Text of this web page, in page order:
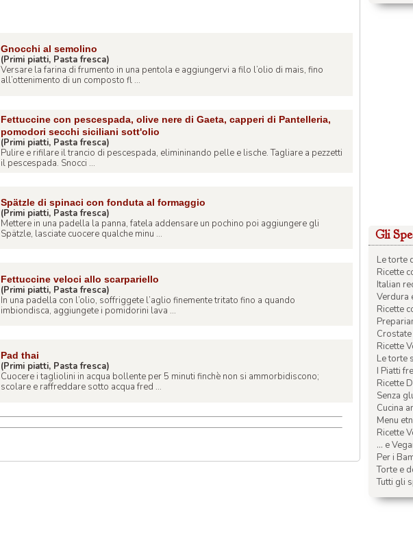
Gnocchi al semolino
(Primi piatti, Pasta fresca)
Versare la farina di frumento in una pentola e aggiungervi a filo l’olio di mais, fino
all’ottenimento di un composto fl ...
Fettuccine con pescespada, olive nere di Gaeta, capperi di Pantelleria,
pomodori secchi siciliani sott'olio
(Primi piatti, Pasta fresca)
Pulire e rifilare il trancio di pescespada, elimininando pelle e lische. Tagliare a pezzetti
il pescespada. Snocci ...
Spätzle di spinaci con fonduta al formaggio
(Primi piatti, Pasta fresca)
Mettere in una padella la panna, fatela addensare un pochino poi aggiungere gli
Spätzle, lasciate cuocere qualche minu ...
Fettuccine veloci allo scarpariello
(Primi piatti, Pasta fresca)
In una padella con l’olio, soffriggete l’aglio finemente tritato fino a quando
imbiondisca, aggiungete i pomidorini lava ...
Pad thai
(Primi piatti, Pasta fresca)
Cuocere i tagliolini in acqua bollente per 5 minuti finchè non si ammorbidiscono;
scolare e raffreddare sotto acqua fred ...
Gli
Le torte
Ricette
Italian
Verdura
Ricette
Ricette
Le torte
I Piatti
Ricette
Senza
Cucina
Menu
Ricette
... e
Per i
Torte e
Tutti gli